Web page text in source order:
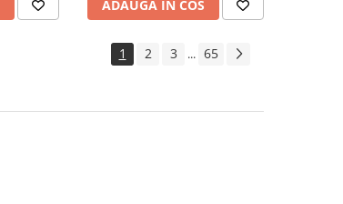
ADAUGA IN COS
1 2 3 ... 65